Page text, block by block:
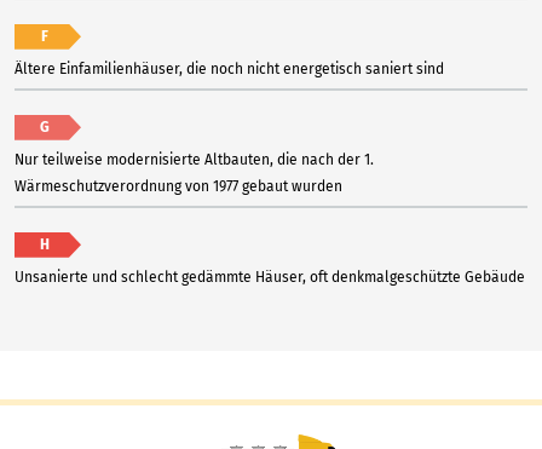
F
Ältere Einfamilienhäuser, die noch nicht energetisch saniert sind
G
Nur teilweise modernisierte Altbauten, die nach der 1.
Wärmeschutzverordnung von 1977 gebaut wurden
H
Unsanierte und schlecht gedämmte Häuser, oft denkmalgeschützte Gebäude